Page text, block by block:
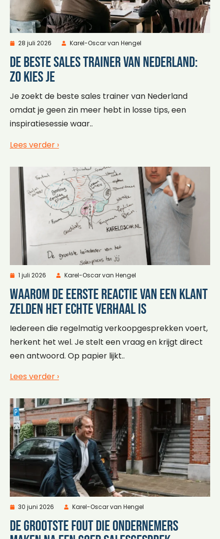
28 juli 2026 Karel-Oscar van Hengel
De beste sales trainer van Nederland:
zo kies je
Je zoekt de beste sales trainer van Nederland
omdat je geen zin meer hebt in losse tips, een
inspiratiesessie waar..
Lees verder ›
1 juli 2026 Karel-Oscar van Hengel
Waarom de eerste reactie van een klant
zelden het echte verhaal is
Iedereen die regelmatig verkoopgesprekken voert,
herkent het wel. Je stelt een vraag en krijgt direct
een antwoord. Op papier lijkt..
Lees verder ›
30 juni 2026 Karel-Oscar van Hengel
De grootste fout die ondernemers